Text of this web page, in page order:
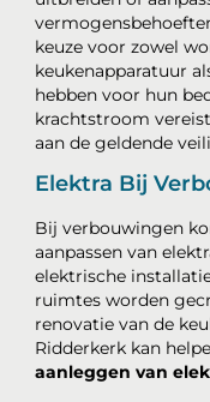
keuze voor zowel
keukenapparatuur
hebben voor hun
krachtstroom
aan de geldende
Elektra Bij
Bij verbouwingen
aanpassen van
elektrische
ruimtes worden
renovatie van de
Ridderkerk kan
aanleggen van